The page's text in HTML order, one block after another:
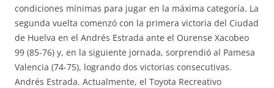
condiciones mínimas para jugar en la máxima categoría. La
segunda vuelta comenzó con la primera victoria del Ciudad
de Huelva en el Andrés Estrada ante el Ourense Xacobeo
99 (85-76) y, en la siguiente jornada, sorprendió al Pamesa
Valencia (74-75), logrando dos victorias consecutivas.
Andrés Estrada. Actualmente, el Toyota Recreativo